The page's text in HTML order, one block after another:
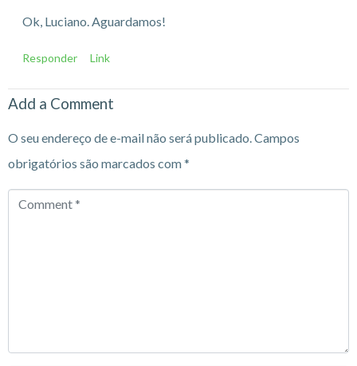
Ok, Luciano. Aguardamos!
Responder Link
Add a Comment
O seu endereço de e-mail não será publicado. Campos
obrigatórios são marcados com*
Comment